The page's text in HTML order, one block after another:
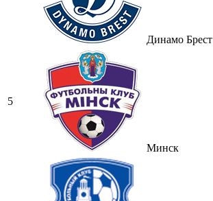
Динамо Брест
5
Минск